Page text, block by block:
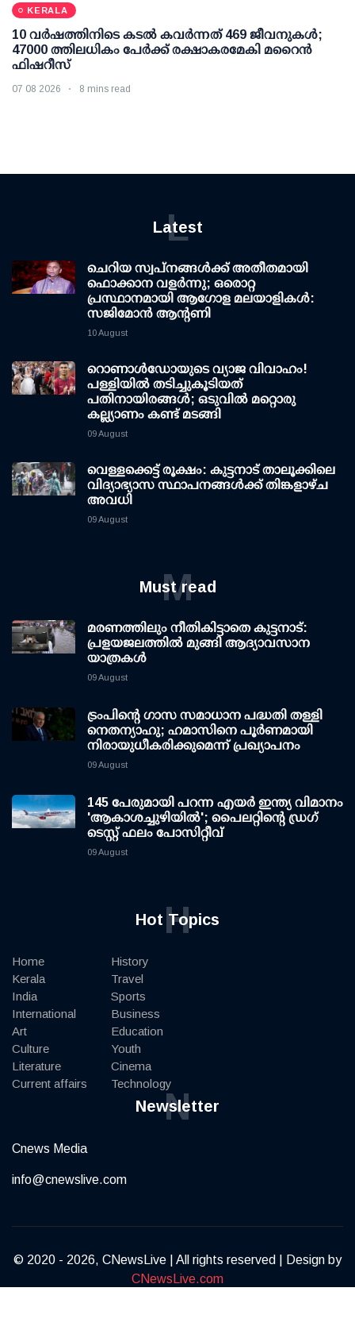
KERALA
10 വര്‍ഷത്തിനിടെ കടല്‍ കവര്‍ന്നത് 469 ജീവനുകള്‍;
47000 ത്തിലധികം പേര്‍ക്ക് രക്ഷാകരമേകി മറൈന്‍
ഫിഷറീസ്
07 08 2026 8 mins read
Latest
L
ചെറിയ സ്വപ്നങ്ങൾക്ക് അതീതമായി
ഫൊക്കാന വളർന്നു; ഒരൊറ്റ
പ്രസ്ഥാനമായി ആഗോള മലയാളികൾ:
സജിമോൻ ആന്റണി
10 August
റൊണാള്‍ഡോയുടെ വ്യാജ വിവാഹം!
പള്ളിയില്‍ തടിച്ചുകൂടിയത്
പതിനായിരങ്ങള്‍; ഒടുവില്‍ മറ്റൊരു
കല്ല്യാണം കണ്ട് മടങ്ങി
09 August
വെള്ളക്കെട്ട് രൂക്ഷം: കുട്ടനാട് താലൂക്കിലെ
വിദ്യാഭ്യാസ സ്ഥാപനങ്ങള്‍ക്ക് തിങ്കളാഴ്ച
അവധി
09 August
Must read
M
മരണത്തിലും നീതികിട്ടാതെ കുട്ടനാട്:
പ്രളയജലത്തില്‍ മുങ്ങി ആദ്യാവസാന
യാത്രകള്‍
09 August
ട്രംപിന്റെ ഗാസ സമാധാന പദ്ധതി തള്ളി
നെതന്യാഹു; ഹമാസിനെ പൂര്‍ണമായി
നിരായുധീകരിക്കുമെന്ന് പ്രഖ്യാപനം
09 August
145 പേരുമായി പറന്ന എയര്‍ ഇന്ത്യ വിമാനം
'ആകാശച്ചുഴിയില്‍'; പൈലറ്റിന്റെ ഡ്രഗ്
ടെസ്റ്റ് ഫലം പോസിറ്റീവ്
09 August
Hot Topics
H
Home
Kerala
India
International
Art
Culture
Literature
Current affairs
History
Travel
Sports
Business
Education
Youth
Cinema
Technology
Newsletter
N
Cnews Media
info@cnewslive.com
© 2020 - 2026, CNewsLive | All rights reserved | Design by
CNewsLive.com